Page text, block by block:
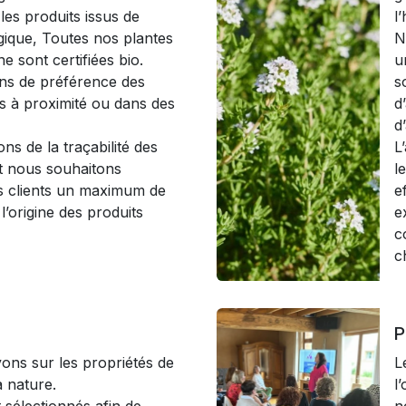
produits issus de
Toutes nos plantes
sont certifiées bio.
de préférence des
à proximité ou dans des
de la traçabilité des
nous souhaitons
clients un maximum de
des produits
sur les propriétés de
nature.